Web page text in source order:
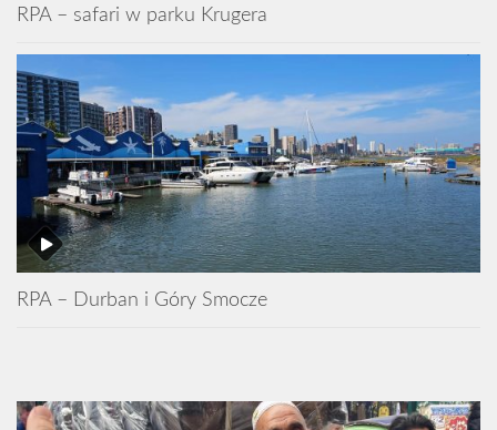
RPA – safari w parku Krugera
RPA – Durban i Góry Smocze